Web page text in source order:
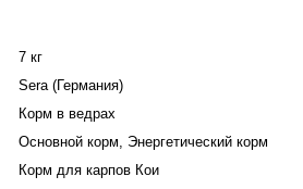
7 кг
Sera (Германия)
Корм в ведрах
Основной корм, Энергетический корм
Корм для карпов Кои